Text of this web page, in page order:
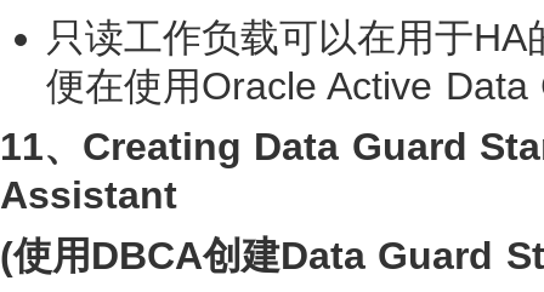
只读工作负载可以在用于
便在使用Oracle Active
11、Creating Data Guard
Assistant
(使用DBCA创建Data Guard